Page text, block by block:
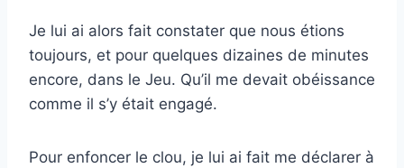
Je lui ai alors fait constater que nous étions
toujours, et pour quelques dizaines de minutes
encore, dans le Jeu. Qu’il me devait obéissance
comme il s’y était engagé.
Pour enfoncer le clou, je lui ai fait me déclarer à